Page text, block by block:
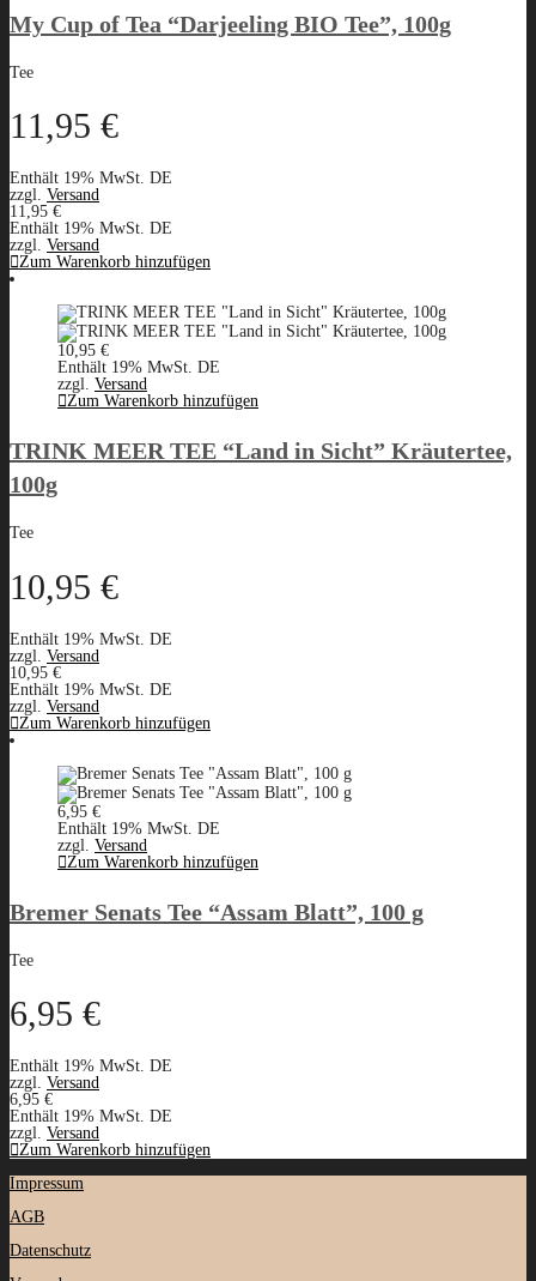
My Cup of Tea “Darjeeling BIO Tee”, 100g
Tee
11,95 €
Enthält 19% MwSt. DE
zzgl. Versand
11,95 €
Enthält 19% MwSt. DE
zzgl. Versand
Zum Warenkorb hinzufügen
10,95 €
Enthält 19% MwSt. DE
zzgl. Versand
Zum Warenkorb hinzufügen
TRINK MEER TEE “Land in Sicht” Kräutertee,
100g
Tee
10,95 €
Enthält 19% MwSt. DE
zzgl. Versand
10,95 €
Enthält 19% MwSt. DE
zzgl. Versand
Zum Warenkorb hinzufügen
6,95 €
Enthält 19% MwSt. DE
zzgl. Versand
Zum Warenkorb hinzufügen
Bremer Senats Tee “Assam Blatt”, 100 g
Tee
6,95 €
Enthält 19% MwSt. DE
zzgl. Versand
6,95 €
Enthält 19% MwSt. DE
zzgl. Versand
Zum Warenkorb hinzufügen
Impressum
AGB
Datenschutz